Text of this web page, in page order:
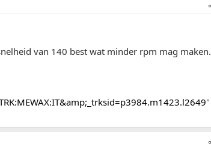
van 140 best wat minder rpm mag maken.
"